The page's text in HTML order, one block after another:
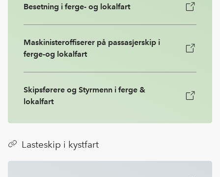
Besetning i ferge- og lokalfart
Maskinisteroffiserer på passasjerskip i
ferge-og lokalfart
Skipsførere og Styrmenn i ferge &
lokalfart
Lasteskip i kystfart